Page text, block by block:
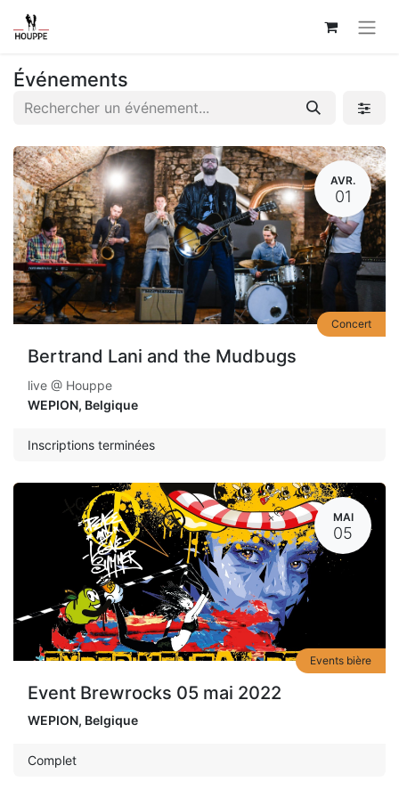
Événements
AVR.
01
Bertrand Lani and the Mudbugs
live @ Houppe
Concert
WEPION, Belgique
Inscriptions terminées
MAI
05
Event Brewrocks 05 mai 2022
Events bière
WEPION, Belgique
Complet